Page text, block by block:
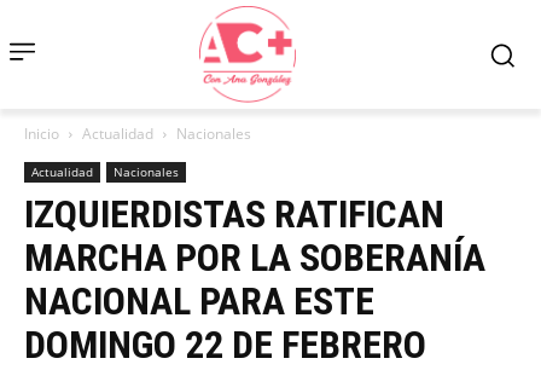
Inicio Actualidad Nacionales
Actualidad Nacionales
IZQUIERDISTAS RATIFICAN
MARCHA POR LA SOBERANÍA
NACIONAL PARA ESTE
DOMINGO 22 DE FEBRERO